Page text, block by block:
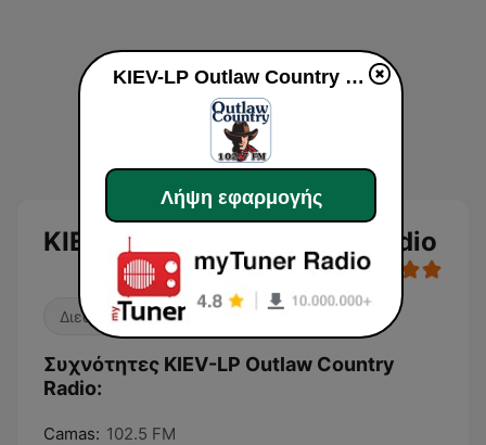
KIEV-LP Outlaw Country Radio
Διεθνής μουσική
Συχνότητες KIEV-LP Outlaw Country
Radio:
Camas: 102.5 FM
KIEV-LP Outlaw Country Radio
Λήψη εφαρμογής